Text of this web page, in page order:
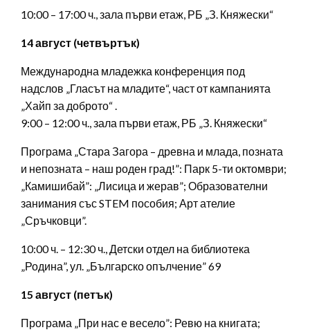
10:00 – 17:00 ч., зала първи етаж, РБ „З. Княжески“
14 август (четвъртък)
Международна младежка конференция под
надслов „Гласът на младите“, част от кампанията
„Хайп за доброто“ .
9:00 – 12:00 ч., зала първи етаж, РБ „З. Княжески“
Програма „Стара Загора – древна и млада, позната
и непозната – наш роден град!”: Парк 5-ти октомври;
„Камишибай”: „Лисица и жерав”; Образователни
занимания със STEM пособия; Арт ателие
„Сръчковци”.
10:00 ч. – 12:30 ч., Детски отдел на библиотека
„Родина”, ул. „Българско опълчение” 69
15 август (петък)
Програма „При нас е весело”: Ревю на книгата;